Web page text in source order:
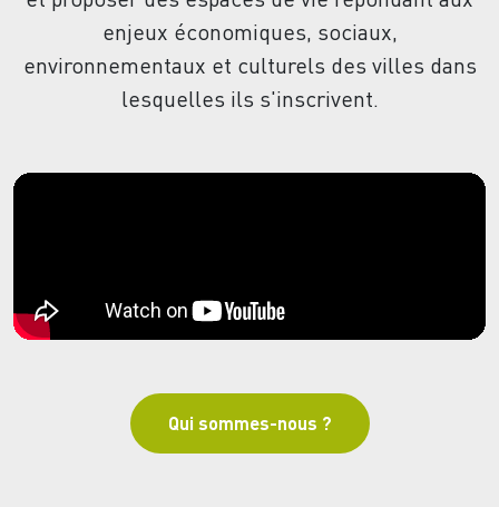
enjeux économiques, sociaux,
environnementaux et culturels des villes dans
lesquelles ils s'inscrivent.
Qui sommes-nous ?